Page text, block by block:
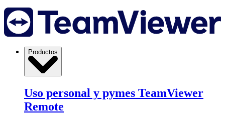
Productos
Uso personal y pymes TeamViewer
Remote